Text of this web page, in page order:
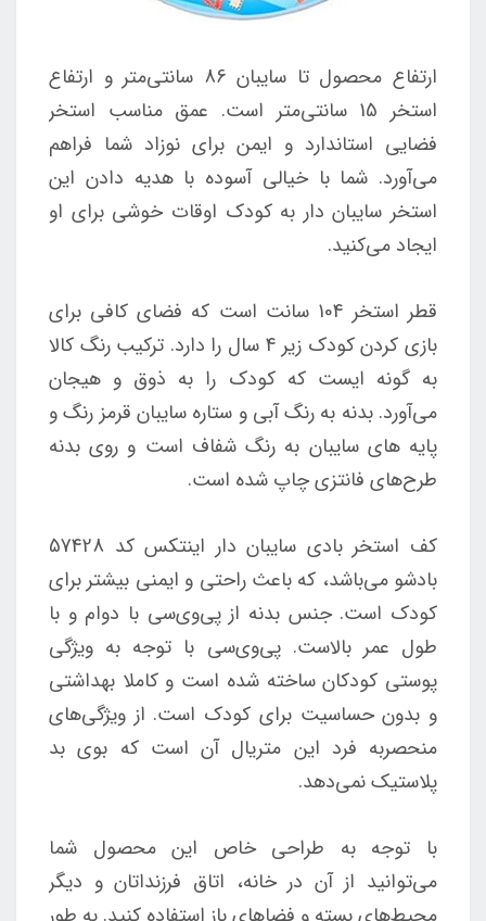
ارتفاع محصول تا سایبان 86 سانتی‌متر و ارتفاع
استخر 15 سانتی‌متر است. عمق مناسب استخر
فضایی استاندارد و ایمن برای نوزاد شما فراهم
می‌آورد. شما با خیالی آسوده با هدیه دادن این
استخر سایبان دار به کودک اوقات خوشی برای او
ایجاد می‌کنید.
قطر استخر 104 سانت است که فضای کافی برای
بازی کردن کودک زیر 4 سال را دارد. ترکیب رنگ کالا
به گونه ایست که کودک را به ذوق و هیجان
می‌آورد. بدنه به رنگ آبی و ستاره سایبان قرمز رنگ و
پایه های سایبان به رنگ شفاف است و روی بدنه
طرح‌های فانتزی چاپ شده است.
کف استخر بادی سایبان دار اینتکس کد 57428
بادشو می‌باشد، که باعث راحتی و ایمنی بیشتر برای
کودک است. جنس بدنه از پی‌وی‌سی با دوام و با
طول عمر بالاست. پی‌وی‌سی با توجه به ویژگی
پوستی کودکان ساخته شده است و کاملا بهداشتی
و بدون حساسیت برای کودک است. از ویژگی‌های
منحصربه فرد این متریال آن است که بوی بد
پلاستیک نمی‌دهد.
با توجه به طراحی خاص این محصول شما
می‌توانید از آن در خانه، اتاق فرزنداتان و دیگر